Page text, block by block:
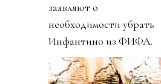
заявляют о
необходимости убрать
Инфантино из ФИФА.